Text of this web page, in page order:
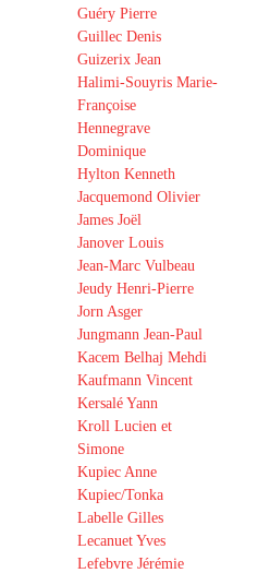
Guéry Pierre
Guillec Denis
Guizerix Jean
Halimi-Souyris Marie-
Françoise
Hennegrave
Dominique
Hylton Kenneth
Jacquemond Olivier
James Joël
Janover Louis
Jean-Marc Vulbeau
Jeudy Henri-Pierre
Jorn Asger
Jungmann Jean-Paul
Kacem Belhaj Mehdi
Kaufmann Vincent
Kersalé Yann
Kroll Lucien et
Simone
Kupiec Anne
Kupiec/Tonka
Labelle Gilles
Lecanuet Yves
Lefebvre Jérémie